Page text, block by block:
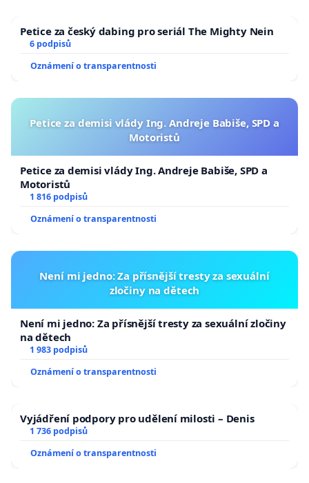
Petice za český dabing pro seriál The Mighty Nein
6 podpisů
Oznámení o transparentnosti
Petice za demisi vlády Ing. Andreje Babiše, SPD a
Motoristů
Petice za demisi vlády Ing. Andreje Babiše, SPD a
Motoristů
1 816 podpisů
Oznámení o transparentnosti
Není mi jedno: Za přísnější tresty za sexuální
zločiny na dětech
Není mi jedno: Za přísnější tresty za sexuální zločiny
na dětech
1 983 podpisů
Oznámení o transparentnosti
Vyjádření podpory pro udělení milosti – Denis
1 736 podpisů
Oznámení o transparentnosti